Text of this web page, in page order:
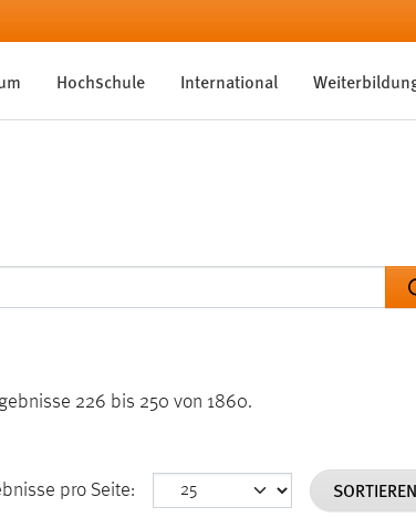
Hochschule International
226 bis 250 von 1860.
pro Seite: